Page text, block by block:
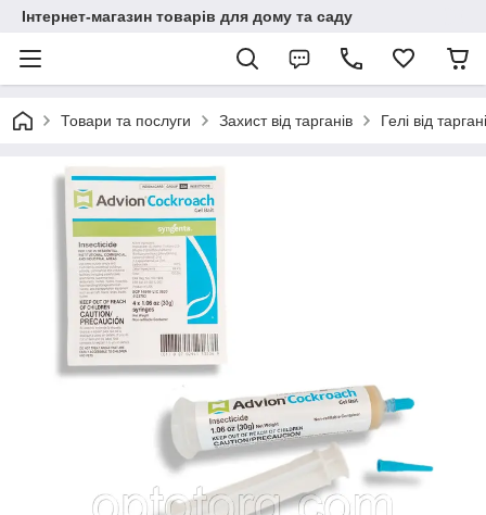
Інтернет-магазин товарів для дому та саду
Товари та послуги Захист від тарганів Гелі від